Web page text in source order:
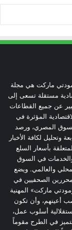
ماركت هي مجلة
مستقلة تسعى إلى
عن جميع القطاعات
المؤثرة في
المصري، ورصد
وتحليل لكافة الأخبار
بأسعار السلع
في السوق
والعالمي. ويضع
الصحفيين في
ماركت» المهنية
أعينهم، وأن تكون
أسلوب عمل،
في الطرح مقوماً